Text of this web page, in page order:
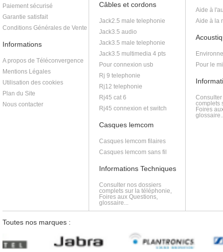
Paiement sécurisé
Garantie satisfait
Conditions Générales de Vente
Informations
A propos de Téléconvergence
Mentions Légales
Utilisation des cookies
Plan du Site
Nous contacter
Câbles et cordons
Jack2.5 male telephonie
Jack3.5 audio
Jack3.5 male telephonie
Jack3.5 multimedia 4 pts
Pour connexion usb
Rj 9 telephonie
Rj12 telephonie
Rj45 cat 6
Rj45 connexion et switch
Casques lemcom
Casques lemcom filaires
Casques lemcom sans fil
Informations Techniques
Consulter nos dossiers
complets sur la téléphonie,
Foires aux Questions,
glossaire...
Aide à
Aide à la
Pour le
complets
Foires
Toutes nos marques :